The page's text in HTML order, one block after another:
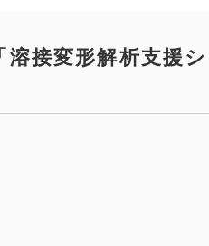
接変形解析支援シ